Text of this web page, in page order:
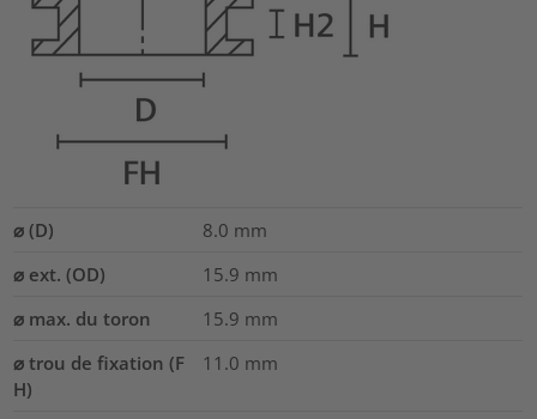
⌀ (D) 8.0 mm
⌀ ext. (OD)
15.9 mm
⌀ max. du toron
15.9 mm
⌀ trou de fixation (F
H)
11.0 mm